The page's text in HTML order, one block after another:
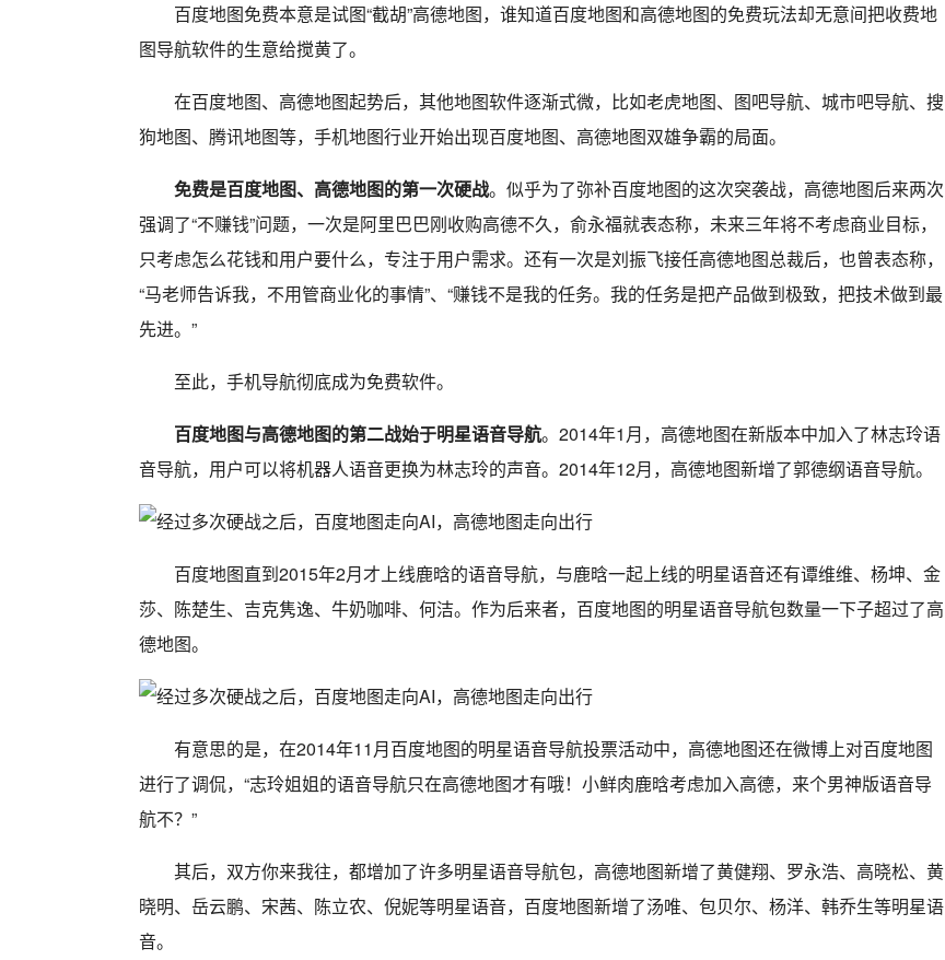
百度地图免费本意是试图“截胡”高德地图，谁知道百度地图和高德地图的免费玩法却无意间把收费地
图导航软件的生意给搅黄了。
在百度地图、高德地图起势后，其他地图软件逐渐式微，比如老虎地图、图吧导航、城市吧导航、搜
狗地图、腾讯地图等，手机地图行业开始出现百度地图、高德地图双雄争霸的局面。
免费是百度地图、高德地图的第一次硬战。似乎为了弥补百度地图的这次突袭战，高德地图后来两次
强调了“不赚钱”问题，一次是阿里巴巴刚收购高德不久，俞永福就表态称，未来三年将不考虑商业目标，
只考虑怎么花钱和用户要什么，专注于用户需求。还有一次是刘振飞接任高德地图总裁后，也曾表态称，
“马老师告诉我，不用管商业化的事情”、“赚钱不是我的任务。我的任务是把产品做到极致，把技术做到最
先进。”
至此，手机导航彻底成为免费软件。
百度地图与高德地图的第二战始于明星语音导航。2014年1月，高德地图在新版本中加入了林志玲语
音导航，用户可以将机器人语音更换为林志玲的声音。2014年12月，高德地图新增了郭德纲语音导航。
百度地图直到2015年2月才上线鹿晗的语音导航，与鹿晗一起上线的明星语音还有谭维维、杨坤、金
莎、陈楚生、吉克隽逸、牛奶咖啡、何洁。作为后来者，百度地图的明星语音导航包数量一下子超过了高
德地图。
有意思的是，在2014年11月百度地图的明星语音导航投票活动中，高德地图还在微博上对百度地图
进行了调侃，“志玲姐姐的语音导航只在高德地图才有哦！小鲜肉鹿晗考虑加入高德，来个男神版语音导
航不？”
其后，双方你来我往，都增加了许多明星语音导航包，高德地图新增了黄健翔、罗永浩、高晓松、黄
晓明、岳云鹏、宋茜、陈立农、倪妮等明星语音，百度地图新增了汤唯、包贝尔、杨洋、韩乔生等明星语
音。